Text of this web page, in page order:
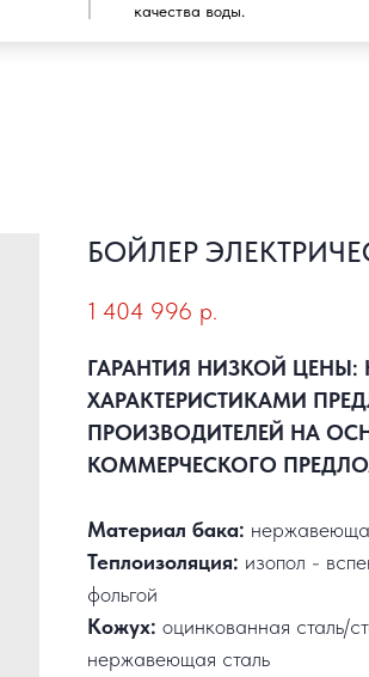
качества воды.
БОЙЛЕР
1 404 996 р.
ГАРАНТИЯ НИЗКОЙ
ХАРАКТЕРИСТИКАМИ
ПРОИЗВОДИТЕЛЕЙ НА
КОММЕРЧЕСКОГО
Материал бака:
Теплоизоляция: изопол -
фольгой
Кожух: оцинкованная сталь/
нержавеющая сталь